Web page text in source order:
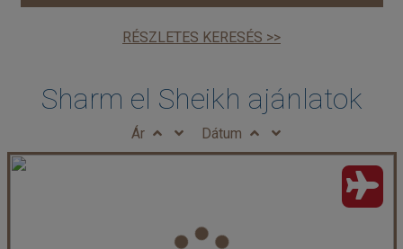
RÉSZLETES KERESÉS >>
Sharm el Sheikh ajánlatok
Ár Dátum